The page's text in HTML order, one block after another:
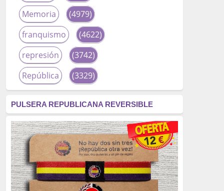
Memoria
(4979)
franquismo
(4622)
represión
(3742)
República
(3329)
fascismo
(2677)
tardofranquismo
(2320)
Actualidad
(2319)
monarquía
(2253)
PULSERA REPUBLICANA REVERSIBLE